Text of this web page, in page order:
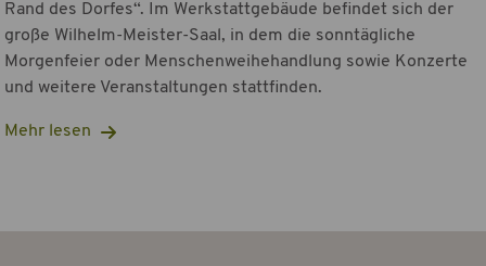
Rand des Dorfes“. Im Werkstattgebäude befindet sich der
große Wilhelm-Meister-Saal, in dem die sonntägliche
Morgenfeier oder Menschenweihehandlung sowie Konzerte
und weitere Veranstaltungen stattfinden.
Mehr lesen